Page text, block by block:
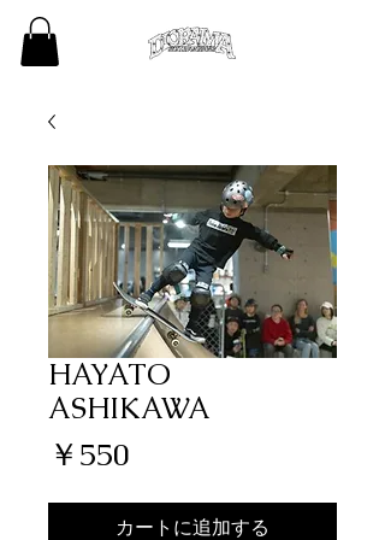
HAYATO
ASHIKAWA
￥550
格
カートに追加する